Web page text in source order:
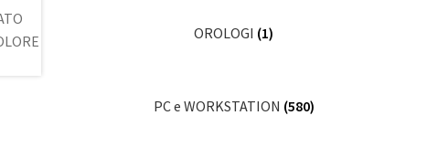
OROLOGI (1)
PC e WORKSTATION (580)